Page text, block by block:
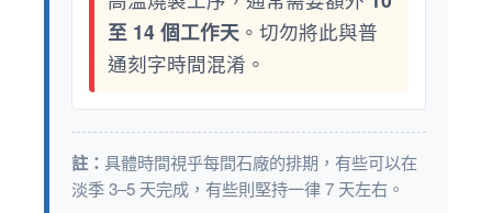
至 14 個工作天 。切勿將此與普
通刻字時間混淆。
註： 具體時間視乎每間石廠的排期，有些可以在
淡季 3–5 天完成，有些則堅持一律 7 天左右。